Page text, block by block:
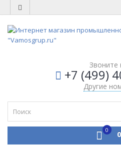
Звоните
+7 (499)
Другие
0